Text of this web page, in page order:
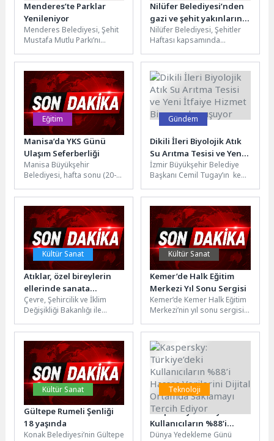
Menderes’te Parklar
Yenileniyor
Menderes Belediyesi, Şehit
Mustafa Mutlu Parkı’nı
parklara bir yenisini daha
ekledi.Menderes...
Nilüfer Belediyesi’nden
gazi ve şehit yakınlarına
vefa
Nilüfer Belediyesi, Şehitler
Haftası kapsamında
Yerleşkesi’nde bulunan gazi
ve şehit yakınları derneklerini
ziyaret...
Eğitim
Manisa’da YKS Günü
Ulaşım Seferberliği
Manisa Büyükşehir
Belediyesi, hafta sonu (20-
Yükseköğretim Kurumları
Sınavı’nda (YKS) öğrencilerin
sınav merkezlerine...
Gündem
Dikili İleri Biyolojik Atık
Su Arıtma Tesisi ve Yeni
İtfaiye Hizmet Binasına
kavuşuyor
İzmir Büyükşehir Belediye
Başkanı Cemil Tugay’ın kent
projeler kapsamında
Dikili’ye kazandırılacak ileri...
Kültür Sanat
Atıklar, özel bireylerin
ellerinde sanata
dönüştü
Çevre, Şehircilik ve İklim
Değişikliği Bakanlığı ile
Belediyesi iş birliğinde
Kocaeli Kongre
Merkezi’nde...
Kültür Sanat
Kemer’de Halk Eğitim
Merkezi Yıl Sonu Sergisi
Kemer’de Kemer Halk Eğitim
Merkezi’nin yıl sonu sergisi
kapsamında halk eğitim
kursiyerlerinin hazırladığı...
Kültür Sanat
Gültepe Rumeli Şenliği
18 yaşında
Konak Belediyesi’nin Gültepe
Teknoloji
Kaspersky: Türkiye’deki
Kullanıcıların %88’i
Hassas Verilerini Dijital
Dünya Yedekleme Günü